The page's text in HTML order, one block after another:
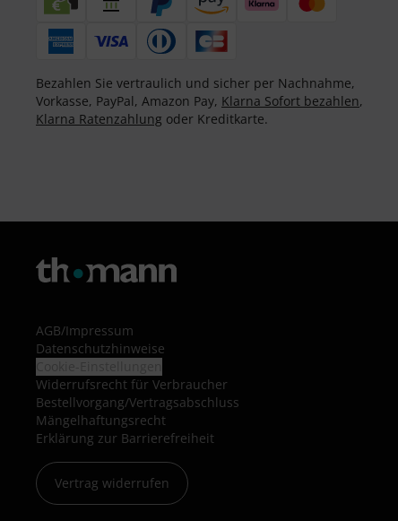
Bezahlen Sie vertraulich und sicher per Nachnahme,
Vorkasse, PayPal, Amazon Pay, Klarna Sofort bezahlen,
Klarna Ratenzahlung oder Kreditkarte.
AGB/Impressum
Datenschutzhinweise
Widerrufsrecht für Verbraucher
Bestellvorgang/Vertragsabschluss
Mängelhaftungsrecht
Erklärung zur Barrierefreiheit
Vertrag widerrufen